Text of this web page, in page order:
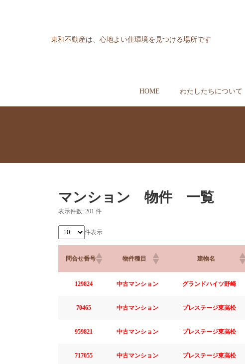
東和不動産は、心地よい住環境を見つける場所です
HOME わたしたちについて
マンション 物件 一覧
表示件数: 201 件
件表示
問合せ番号 物件種目 建物名
129824 中古マンション グランドハイツ野崎
70465 中古マンション プレステージ東高松
959821 中古マンション プレステージ東高松
717055 中古マンション プレステージ東高松